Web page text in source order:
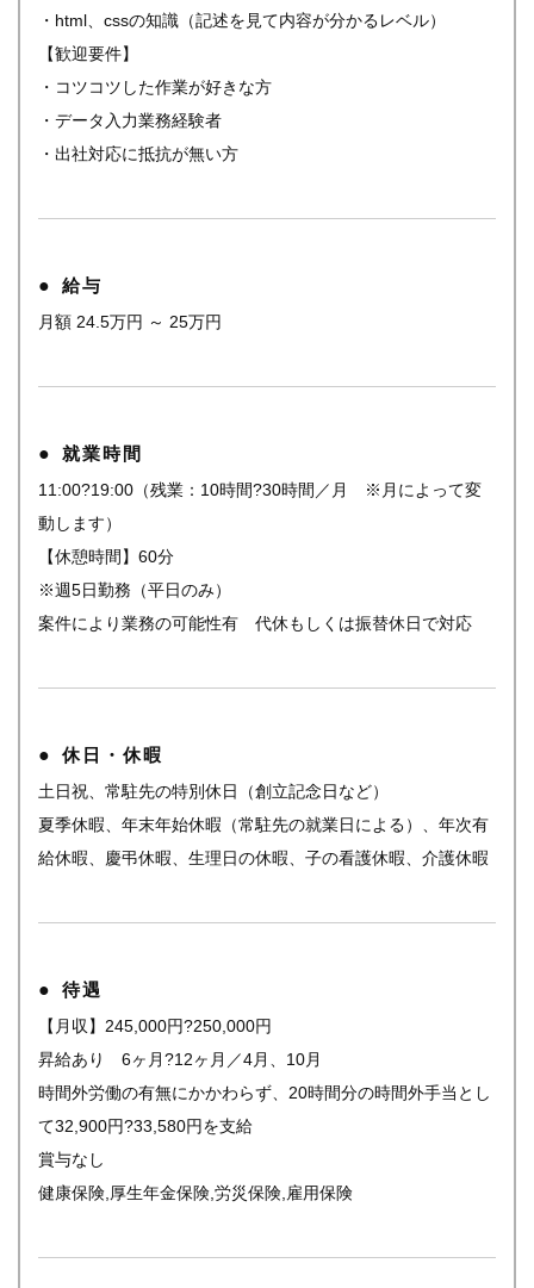
・html、cssの知識（記述を見て内容が分かるレベル）
【歓迎要件】
・コツコツした作業が好きな方
・データ入力業務経験者
・出社対応に抵抗が無い方
給与
月額 24.5万円 ～ 25万円
就業時間
11:00?19:00（残業：10時間?30時間／月 ※月によって変
動します）
【休憩時間】60分
※週5日勤務（平日のみ）
案件により業務の可能性有 代休もしくは振替休日で対応
休日・休暇
土日祝、常駐先の特別休日（創立記念日など）
夏季休暇、年末年始休暇（常駐先の就業日による）、年次有
給休暇、慶弔休暇、生理日の休暇、子の看護休暇、介護休暇
待遇
【月収】245,000円?250,000円
昇給あり 6ヶ月?12ヶ月／4月、10月
時間外労働の有無にかかわらず、20時間分の時間外手当とし
て32,900円?33,580円を支給
賞与なし
健康保険,厚生年金保険,労災保険,雇用保険